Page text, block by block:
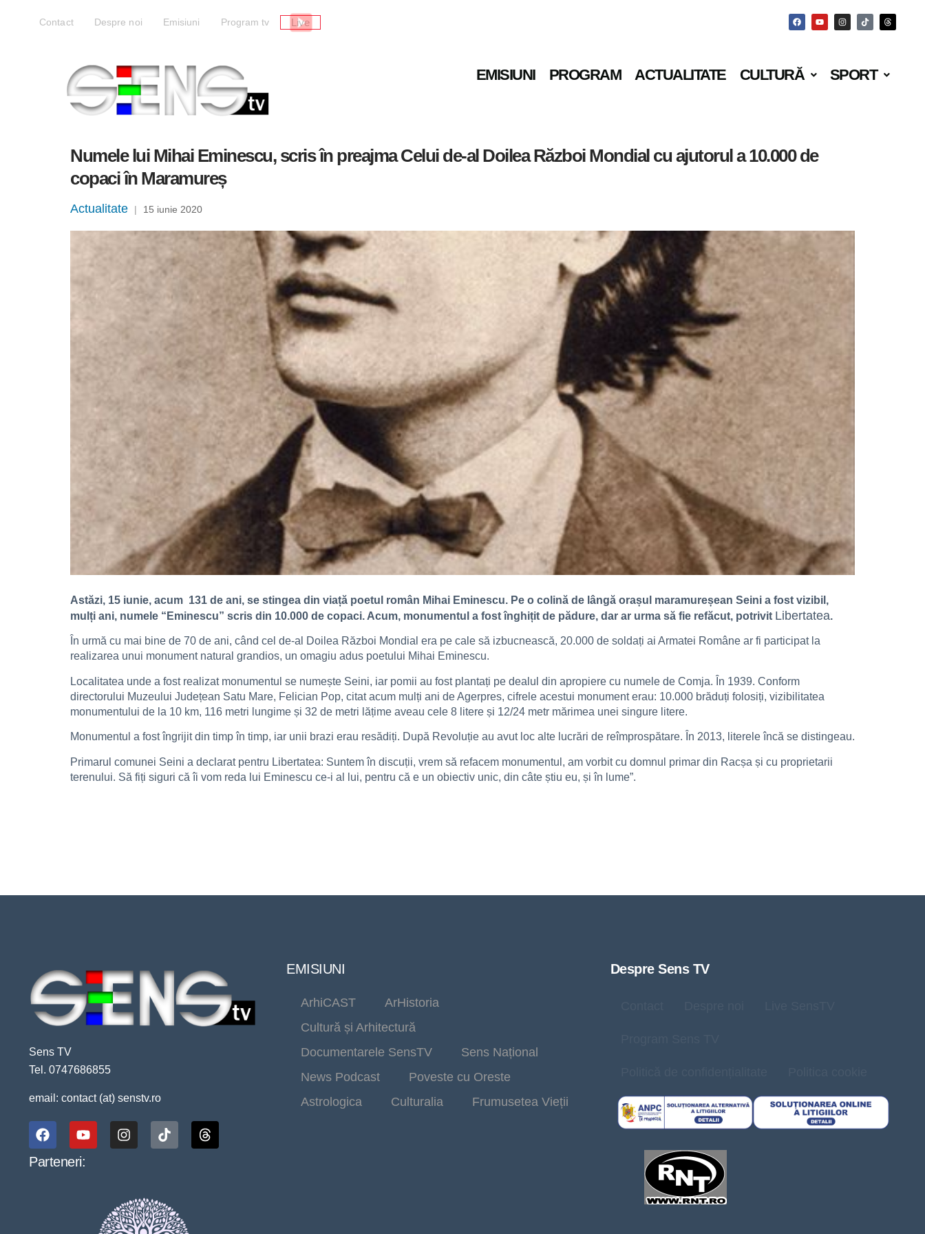
Contact Despre noi Emisiuni Program tv Live
EMISIUNI PROGRAM ACTUALITATE CULTURĂ SPORT
Numele lui Mihai Eminescu, scris în preajma Celui de-al Doilea Război Mondial cu ajutorul a 10.000 de
copaci în Maramureș
Actualitate | 15 iunie 2020
Astăzi, 15 iunie, acum 131 de ani, se stingea din viață poetul român Mihai Eminescu. Pe o colină de lângă orașul maramureșean Seini a fost vizibil,
mulți ani, numele “Eminescu” scris din 10.000 de copaci. Acum, monumentul a fost înghițit de pădure, dar ar urma să fie refăcut, potrivit Libertatea.
În urmă cu mai bine de 70 de ani, când cel de-al Doilea Război Mondial era pe cale să izbucnească, 20.000 de soldați ai Armatei Române ar fi participat la
realizarea unui monument natural grandios, un omagiu adus poetului Mihai Eminescu.
Localitatea unde a fost realizat monumentul se numește Seini, iar pomii au fost plantați pe dealul din apropiere cu numele de Comja. În 1939. Conform
directorului Muzeului Județean Satu Mare, Felician Pop, citat acum mulți ani de Agerpres, cifrele acestui monument erau: 10.000 brăduți folosiți, vizibilitatea
monumentului de la 10 km, 116 metri lungime și 32 de metri lățime aveau cele 8 litere și 12/24 metr mărimea unei singure litere.
Monumentul a fost îngrijit din timp în timp, iar unii brazi erau resădiți. După Revoluție au avut loc alte lucrări de reîmprospătare. În 2013, literele încă se distingeau.
Primarul comunei Seini a declarat pentru Libertatea: Suntem în discuții, vrem să refacem monumentul, am vorbit cu domnul primar din Racșa și cu proprietarii
terenului. Să fiți siguri că îi vom reda lui Eminescu ce-i al lui, pentru că e un obiectiv unic, din câte știu eu, și în lume”.
Sens TV
Tel. 0747686855
email: contact (at) senstv.ro
Parteneri:
EMISIUNI
ArhiCAST
ArHistoria
Cultură și Arhitectură
Documentarele SensTV
Sens Național
News Podcast
Poveste cu Oreste
Astrologica
Culturalia Frumusetea Vieții
Despre Sens TV